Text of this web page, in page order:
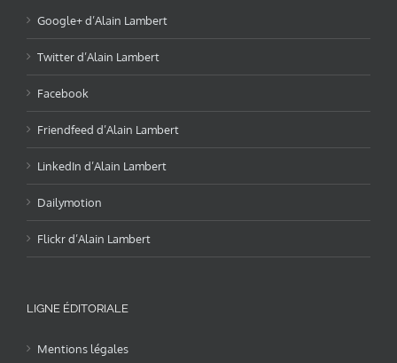
Google+ d’Alain Lambert
Twitter d’Alain Lambert
Facebook
Friendfeed d’Alain Lambert
LinkedIn d’Alain Lambert
Dailymotion
Flickr d’Alain Lambert
LIGNE ÉDITORIALE
Mentions légales